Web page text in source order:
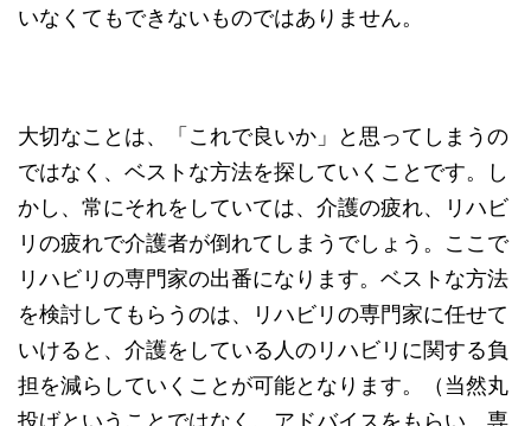
いなくてもできないものではありません。
大切なことは、「これで良いか」と思ってしまうの
ではなく、ベストな方法を探していくことです。し
かし、常にそれをしていては、介護の疲れ、リハビ
リの疲れで介護者が倒れてしまうでしょう。ここで
リハビリの専門家の出番になります。ベストな方法
を検討してもらうのは、リハビリの専門家に任せて
いけると、介護をしている人のリハビリに関する負
担を減らしていくことが可能となります。（当然丸
投げということではなく、アドバイスをもらい、専